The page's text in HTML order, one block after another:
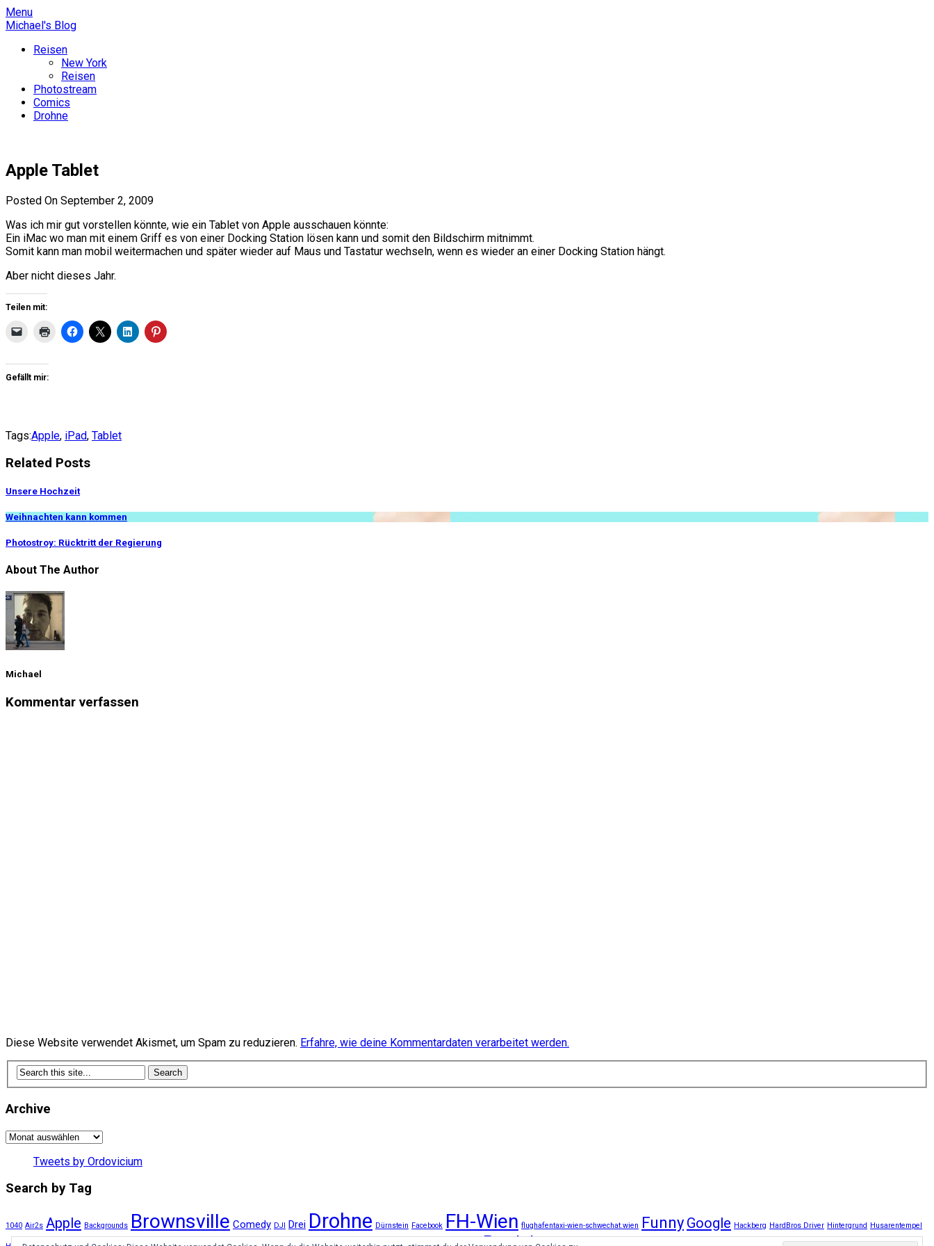
Skip
to
Menu
Michael's Blog
Reisen
New York
Reisen
Photostream
Comics
Drohne
Apple Tablet
Posted On September 2, 2009
Was ich mir gut vorstellen könnte, wie ein Tablet von Apple ausschauen könnte:
Ein iMac wo man mit einem Griff es von einer Docking Station lösen kann und somit den Bildschirm mitnimmt.
Somit kann man mobil weitermachen und später wieder auf Maus und Tastatur wechseln, wenn es wieder an einer Docking Station hängt.
Aber nicht dieses Jahr.
Teilen mit:
Gefällt mir:
Tags:Apple, iPad, Tablet
Related Posts
Unsere Hochzeit
Weihnachten kann kommen
Photostroy: Rücktritt der Regierung
About The Author
Michael
Kommentar verfassen
Diese Website verwendet Akismet, um Spam zu reduzieren. Erfahre, wie deine Kommentardaten verarbeitet werden.
Archive
Archive
Tweets by Ordovicium
Search by Tag
1040 Air2s Apple Backgrounds Brownsville Comedy DJI Drei Drohne Dürnstein Facebook FH-Wien flughafentaxi-wien-schwechat.wien Funny Google Hackberg HardBros Driver Hintergrund Husarentempel